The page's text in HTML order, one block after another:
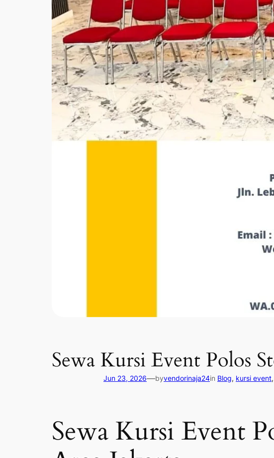
Sewa Kursi Event Polos
Jun 23, 2026—byvendorinaja24in Blog, kursi event,
Sewa Kursi Event